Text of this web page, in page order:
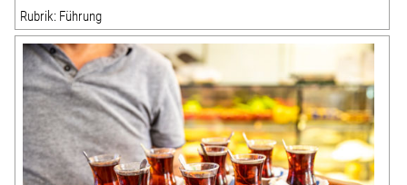
Rubrik: Führung